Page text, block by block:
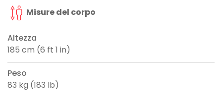
Misure del corpo
Altezza
185 cm (6 ft 1 in)
Peso
83 kg (183 lb)